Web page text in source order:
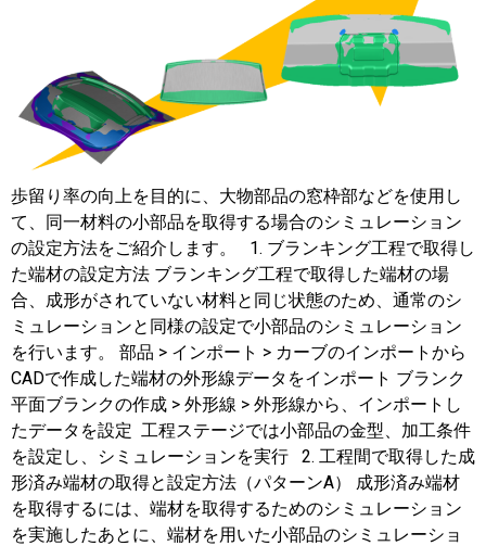
歩留り率の向上を目的に、大物部品の窓枠部などを使用し
て、同一材料の小部品を取得する場合のシミュレーション
の設定方法をご紹介します。 1. ブランキング工程で取得し
た端材の設定方法 ブランキング工程で取得した端材の場
合、成形がされていない材料と同じ状態のため、通常のシ
ミュレーションと同様の設定で小部品のシミュレーション
を行います。 部品 > インポート > カーブのインポートから
CADで作成した端材の外形線データをインポート ブランク
平面ブランクの作成 > 外形線 > 外形線から、インポートし
たデータを設定 工程ステージでは小部品の金型、加工条件
を設定し、シミュレーションを実行 2. 工程間で取得した成
形済み端材の取得と設定方法（パターンA） 成形済み端材
を取得するには、端材を取得するためのシミュレーション
を実施したあとに、端材を用いた小部品のシミュレーショ